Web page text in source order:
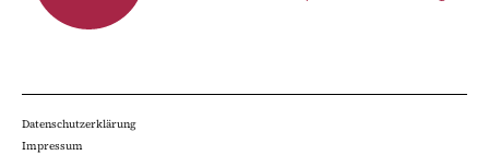
Datenschutzerklärung
Impressum